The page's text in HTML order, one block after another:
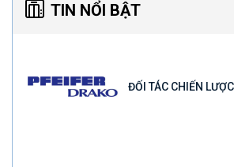
TIN NỔI BẬT
ĐỐI TÁC CHIẾN